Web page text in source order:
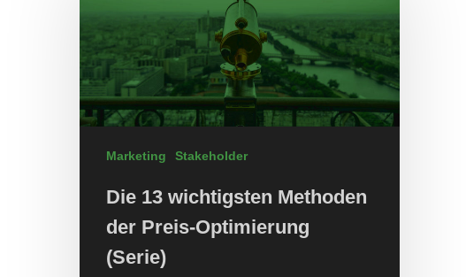
Hit enter to search or ESC to close
Marketing Stakeholder
Die 13 wichtigsten Methoden
der Preis-Optimierung
(Serie)